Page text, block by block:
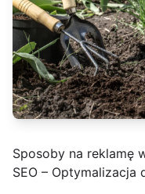
Sposoby na reklamę
SEO –